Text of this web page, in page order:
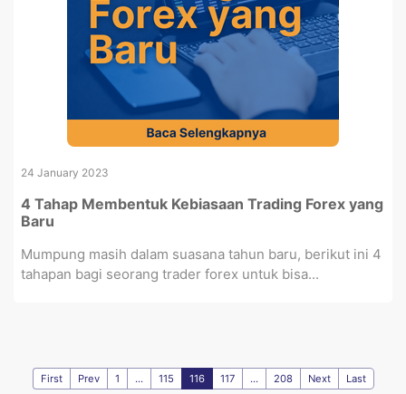
24 January 2023
4 Tahap Membentuk Kebiasaan Trading Forex yang
Baru
Mumpung masih dalam suasana tahun baru, berikut ini 4
tahapan bagi seorang trader forex untuk bisa...
First Prev 1 ... 115 116 117 ... 208 Next Last